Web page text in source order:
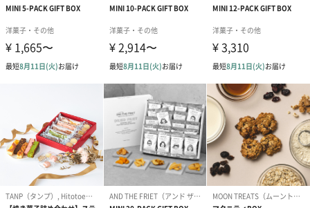
ダンボール装飾（ひま
わり）（720円）
ダンボール装飾（チュ
ーリップ）（720円）
ダンボール装
イトピンク×
ト）（580円）
紙袋